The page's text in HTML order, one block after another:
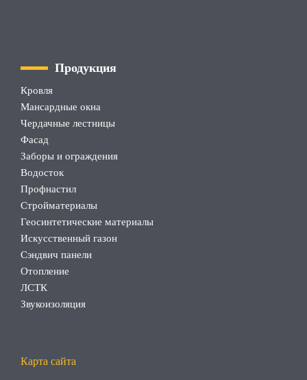
Продукция
Кровля
Мансардные окна
Чердачные лестницы
Фасад
Заборы и ограждения
Водосток
Профнастил
Стройматериалы
Геосинтетические материалы
Искусственный газон
Сэндвич панели
Отопление
ЛСТК
Звукоизоляция
Карта сайта